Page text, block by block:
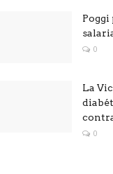
0
La
0